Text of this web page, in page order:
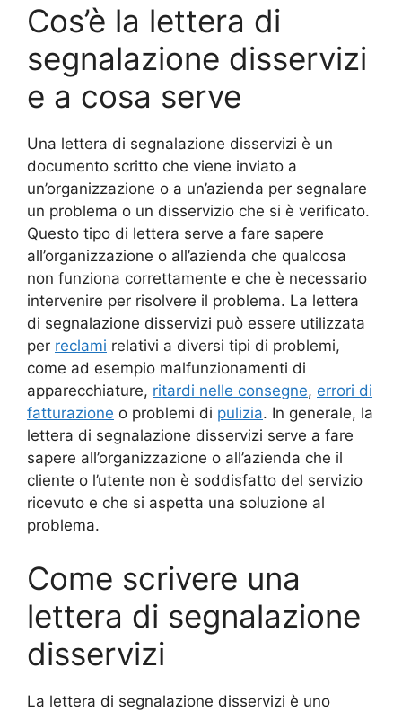
Cos’è la lettera di
segnalazione disservizi
e a cosa serve
Una lettera di segnalazione disservizi è un
documento scritto che viene inviato a
un’organizzazione o a un’azienda per segnalare
un problema o un disservizio che si è verificato.
Questo tipo di lettera serve a fare sapere
all’organizzazione o all’azienda che qualcosa
non funziona correttamente e che è necessario
intervenire per risolvere il problema. La lettera
di segnalazione disservizi può essere utilizzata
per reclami relativi a diversi tipi di problemi,
come ad esempio malfunzionamenti di
apparecchiature, ritardi nelle consegne, errori di
fatturazione o problemi di pulizia. In generale, la
lettera di segnalazione disservizi serve a fare
sapere all’organizzazione o all’azienda che il
cliente o l’utente non è soddisfatto del servizio
ricevuto e che si aspetta una soluzione al
problema.
Come scrivere una
lettera di segnalazione
disservizi
La lettera di segnalazione disservizi è uno